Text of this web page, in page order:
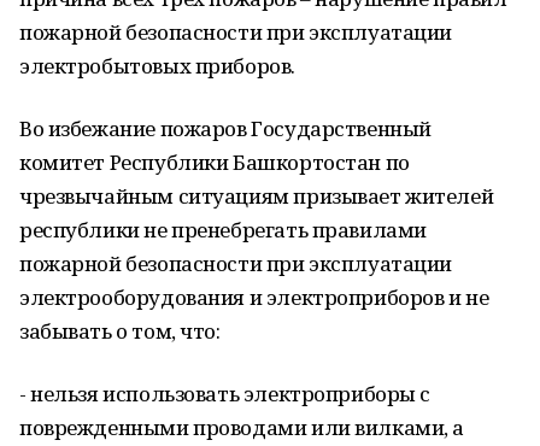
пожарной безопасности при эксплуатации
электробытовых приборов.
Во избежание пожаров Государственный
комитет Республики Башкортостан по
чрезвычайным ситуациям призывает жителей
республики не пренебрегать правилами
пожарной безопасности при эксплуатации
электрооборудования и электроприборов и не
забывать о том, что:
- нельзя использовать электроприборы с
поврежденными проводами или вилками, а